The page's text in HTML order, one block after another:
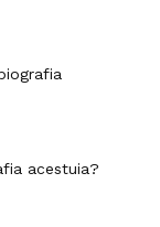
acestuia?